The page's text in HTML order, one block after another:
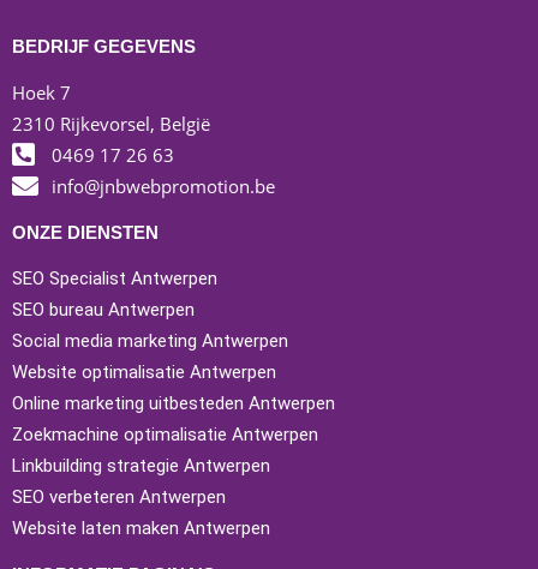
BEDRIJF GEGEVENS
Hoek 7
2310 Rijkevorsel, België
0469 17 26 63
info@jnbwebpromotion.be
ONZE DIENSTEN
SEO Specialist Antwerpen
SEO bureau Antwerpen
Social media marketing Antwerpen
Website optimalisatie Antwerpen
Online marketing uitbesteden Antwerpen
Zoekmachine optimalisatie Antwerpen
Linkbuilding strategie Antwerpen
SEO verbeteren Antwerpen
Website laten maken Antwerpen